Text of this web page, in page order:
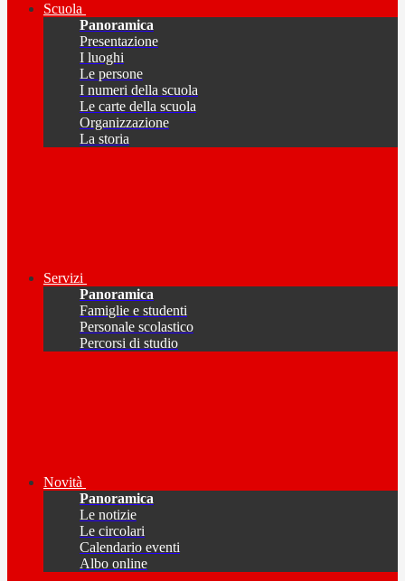
Scuola
Panoramica
Presentazione
I luoghi
Le persone
I numeri della scuola
Le carte della scuola
Organizzazione
La storia
Servizi
Panoramica
Famiglie e studenti
Personale scolastico
Percorsi di studio
Novità
Panoramica
Le notizie
Le circolari
Calendario eventi
Albo online